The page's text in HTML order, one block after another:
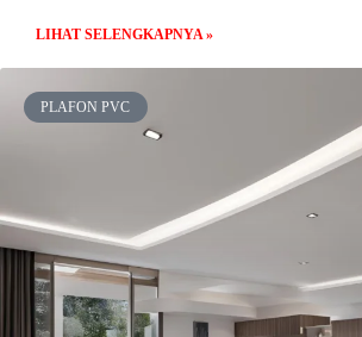
LIHAT SELENGKAPNYA »
PLAFON PVC